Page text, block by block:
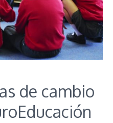
de cambio